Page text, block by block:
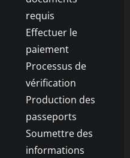
requis
Effectuer le
paiement
Processus de
vérification
Production des
passeports
Soumettre des
informations